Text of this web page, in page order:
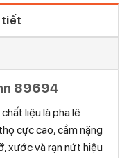
tiết
89694
liệu là pha lê
cực cao, cầm nặng
xước và rạn nứt hiệu